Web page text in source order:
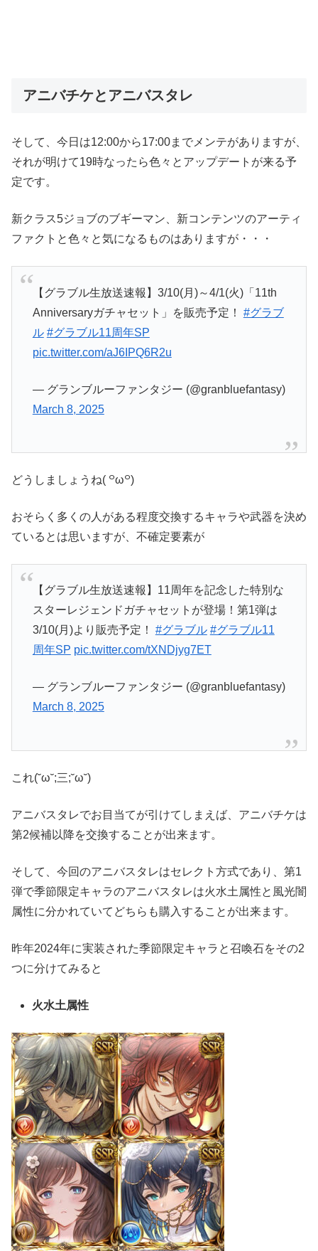
アニバチケとアニバスタレ
そして、今日は12:00から17:00までメンテがありますが、
それが明けて19時なったら色々とアップデートが来る予
定です。
新クラス5ジョブのブギーマン、新コンテンツのアーティ
ファクトと色々と気になるものはありますが・・・
【グラブル生放送速報】3/10(月)～4/1(火)「11th
Anniversaryガチャセット」を販売予定！ #グラブ
ル #グラブル11周年SP
pic.twitter.com/aJ6IPQ6R2u
— グランブルーファンタジー (@granbluefantasy)
March 8, 2025
どうしましょうね( ꒪ω꒪)
おそらく多くの人がある程度交換するキャラや武器を決め
ているとは思いますが、不確定要素が
【グラブル生放送速報】11周年を記念した特別な
スターレジェンドガチャセットが登場！第1弾は
3/10(月)より販売予定！ #グラブル #グラブル11
周年SP pic.twitter.com/tXNDjyg7ET
— グランブルーファンタジー (@granbluefantasy)
March 8, 2025
これ(˘ω˘;三;˘ω˘)
アニバスタレでお目当てが引けてしまえば、アニバチケは
第2候補以降を交換することが出来ます。
そして、今回のアニバスタレはセレクト方式であり、第1
弾で季節限定キャラのアニバスタレは火水土属性と風光闇
属性に分かれていてどちらも購入することが出来ます。
昨年2024年に実装された季節限定キャラと召喚石をその2
つに分けてみると
火水土属性